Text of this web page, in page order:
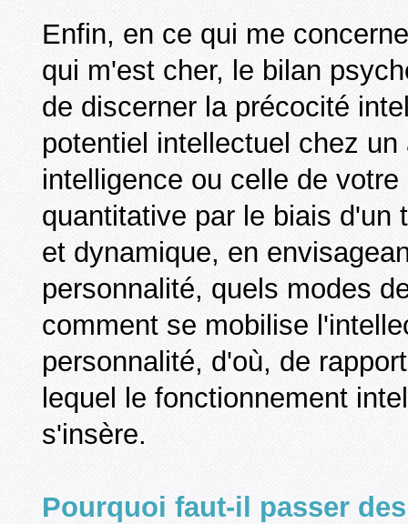
Enfin, en ce qui me
qui m'est cher, le bilan
de discerner la précocité
potentiel intellectuel chez
intelligence ou celle de
quantitative par le biais d'un
et dynamique, en
personnalité, quels modes
comment se mobilise
personnalité, d'où, de
lequel le fonctionnement
s'insère.
Pourquoi faut-il passer